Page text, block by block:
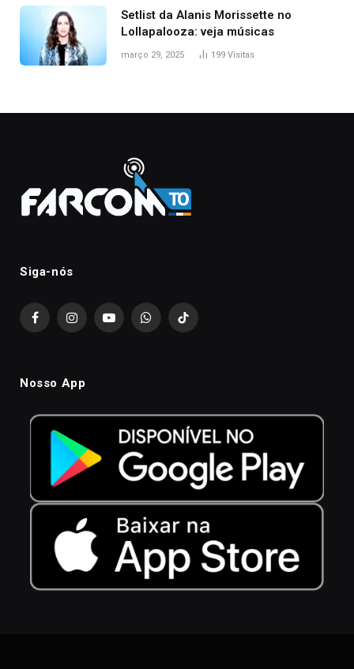
Setlist da Alanis Morissette no
Lollapalooza: veja músicas
março 29, 2025 199 Visitas
Siga-nós
FacebookInstagramYouTubeWhatsAppTikTok
Nosso App